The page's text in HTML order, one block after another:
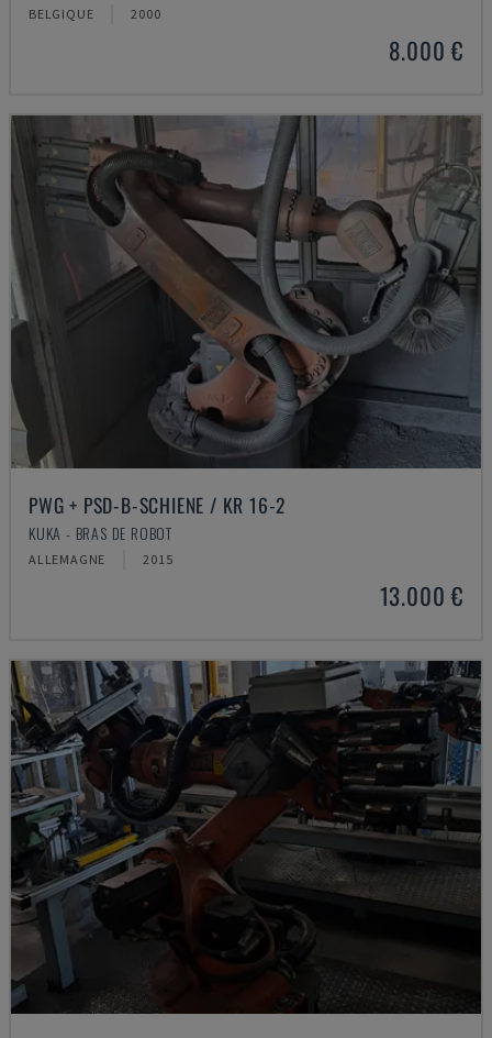
BELGIQUE 2000
8.000 €
PWG + PSD-B-SCHIENE / KR 16-2
KUKA - BRAS DE ROBOT
ALLEMAGNE 2015
13.000 €